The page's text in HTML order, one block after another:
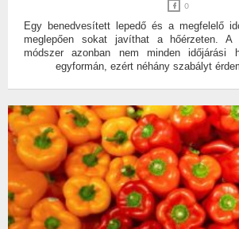
0
Egy benedvesített lepedő és a megfelelő
meglepően sokat javíthat a hőérzeten. A
módszer azonban nem minden időjárási
egyformán, ezért néhány szabályt